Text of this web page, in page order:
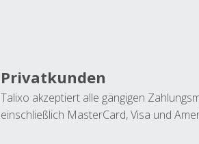
Privatkunden
Talixo akzeptiert alle gängigen
einschließlich MasterCard, Visa und